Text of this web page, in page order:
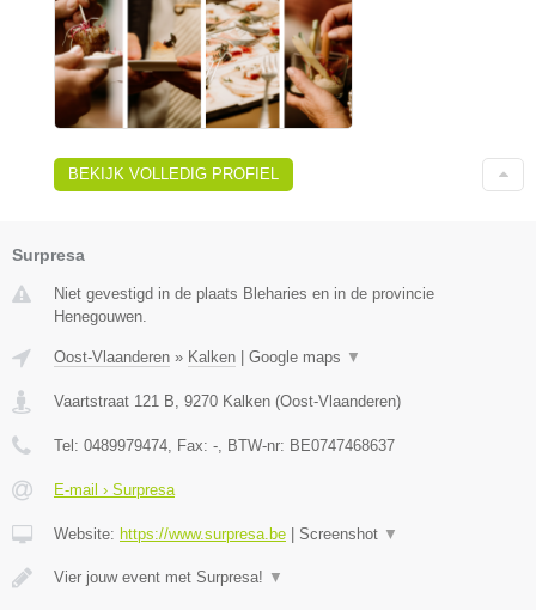
BEKIJK VOLLEDIG PROFIEL
Surpresa
Niet gevestigd in de plaats Bleharies en in de provincie
Henegouwen.
Oost-Vlaanderen » Kalken | Google maps ▼
Vaartstraat 121 B 9270 Kalken (Oost-Vlaanderen)
Tel: 0489979474 , Fax: - , BTW-nr: BE0747468637
E-mail › Surpresa
Website: https://www.surpresa.be | Screenshot ▼
Vier jouw event met Surpresa! ▼